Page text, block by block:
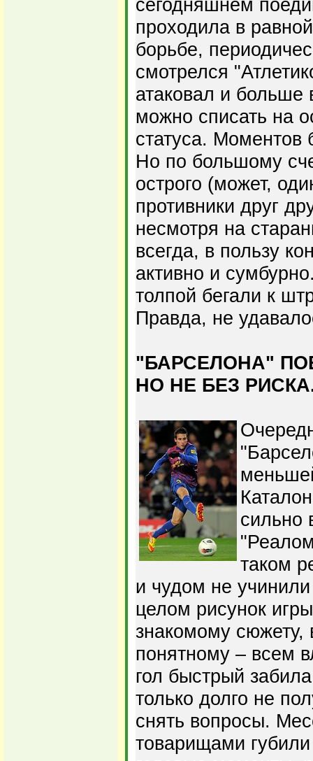
сегодняшнем
проходила в
борьбе,
смотрелся
атаковал и
можно списать на
статуса. Моментов
Но по большому
острого (может,
противники друг
несмотря на
всегда, в пользу
активно и
толпой бегали к
Правда, не
"БАРСЕЛОНА"
НО НЕ БЕЗ
сильно
таком
и чудом не
целом рисунок
знакомому сюжету,
понятному – всем
гол быстрый
только долго не
снять вопросы.
товарищами